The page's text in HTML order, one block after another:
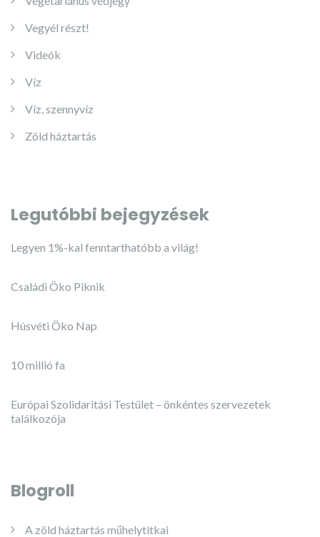
Vegyél részt!
Videók
Víz
Víz, szennyvíz
Zöld háztartás
Legutóbbi bejegyzések
Legyen 1%-kal fenntarthatóbb a világ!
Családi Öko Piknik
Húsvéti Öko Nap
10 millió fa
Európai Szolidaritási Testület – önkéntes szervezetek
találkozója
Blogroll
A zöld háztartás műhelytitkai